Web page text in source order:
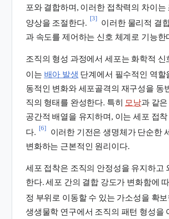
포와 결합하며, 이러한 접착력의 차이
양상을 조절한다.
[3]
이러한 물리적 결
과 속도를 제어하는 신호 체계로 기능한
조직의 형성 과정에서 세포는 화학적
이는 배아 발생 단계에서 필수적인 역할
동적인 변화와 세포골격의 재구성을 동
직의 형태를 완성한다. 특히 모낭과 같
공간적 배열을 유지하며, 이는 세포 접
다.
[6]
이러한 기전은 생명체가 단순한
변화하는 근본적인 원리이다.
세포 접착은 조직의 안정성을 유지하고
한다. 세포 간의 결합 강도가 변화함에
정 부위로 이동할 수 있는 가소성을 확
생생물학 연구에서 조직의 패턴 형성을